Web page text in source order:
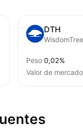
DTH
Peso 0,02%
Valor de mercado